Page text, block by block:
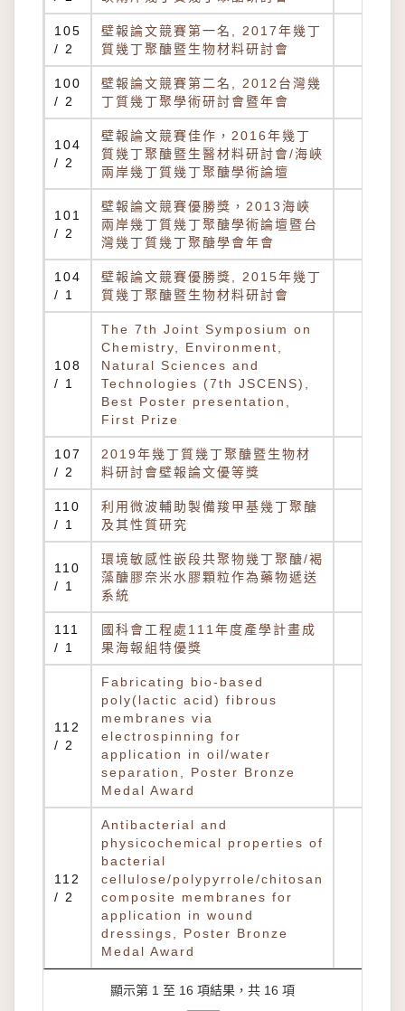
105
/ 2
壁報論文競賽第一名, 2017年幾丁
質幾丁聚醣暨生物材料研討會
100
/ 2
壁報論文競賽第二名, 2012台灣幾
丁質幾丁聚學術研討會暨年會
104
/ 2
壁報論文競賽佳作，2016年幾丁
質幾丁聚醣暨生醫材料研討會/海峽
兩岸幾丁質幾丁聚醣學術論壇
101
/ 2
壁報論文競賽優勝獎，2013海峽
兩岸幾丁質幾丁聚醣學術論壇暨台
灣幾丁質幾丁聚醣學會年會
104
/ 1
壁報論文競賽優勝獎, 2015年幾丁
質幾丁聚醣暨生物材料研討會
108
/ 1
The 7th Joint Symposium on
Chemistry, Environment,
Natural Sciences and
Technologies (7th JSCENS),
Best Poster presentation,
First Prize
107
/ 2
2019年幾丁質幾丁聚醣暨生物材
料研討會壁報論文優等獎
110
/ 1
利用微波輔助製備羧甲基幾丁聚醣
及其性質研究
110
/ 1
環境敏感性嵌段共聚物幾丁聚醣/褐
藻醣膠奈米水膠顆粒作為藥物遞送
系統
111
/ 1
國科會工程處111年度產學計畫成
果海報組特優獎
112
/ 2
Fabricating bio-based
poly(lactic acid) fibrous
membranes via
electrospinning for
application in oil/water
separation, Poster Bronze
Medal Award
112
/ 2
Antibacterial and
physicochemical properties of
bacterial
cellulose/polypyrrole/chitosan
composite membranes for
application in wound
dressings, Poster Bronze
Medal Award
顯示第 1 至 16 項結果，共 16 項